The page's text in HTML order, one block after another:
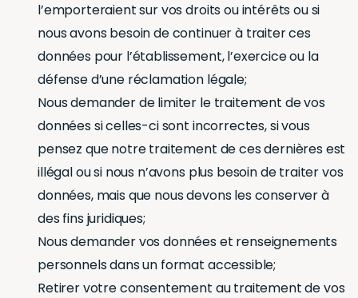
l’emporteraient sur vos droits ou intérêts ou si
nous avons besoin de continuer à traiter ces
données pour l’établissement, l’exercice ou la
défense d’une réclamation légale;
Nous demander de limiter le traitement de vos
données si celles-ci sont incorrectes, si vous
pensez que notre traitement de ces dernières est
illégal ou si nous n’avons plus besoin de traiter vos
données, mais que nous devons les conserver à
des fins juridiques;
Nous demander vos données et renseignements
personnels dans un format accessible;
Retirer votre consentement au traitement de vos